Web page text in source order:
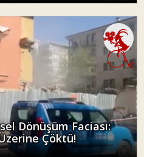
Dönüşüm Faciası:
Çöktü!